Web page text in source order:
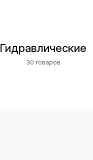
Гидравлические
30 товаров